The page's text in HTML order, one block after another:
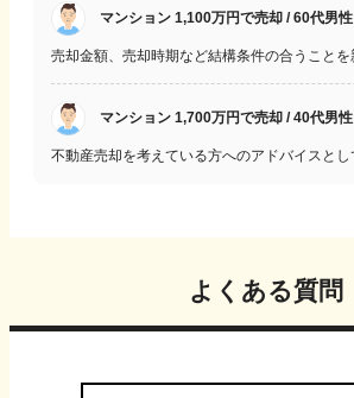
マンション 1,100万円で売却 / 60代男性
マンション 1,700万円で売却 / 40代男性
よくある質問